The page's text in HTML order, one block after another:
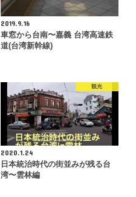
2019.9.16
車窓から台南〜嘉義 台湾高速鉄
道(台湾新幹線)
観光
2020.1.24
日本統治時代の街並みが残る台
湾〜雲林編